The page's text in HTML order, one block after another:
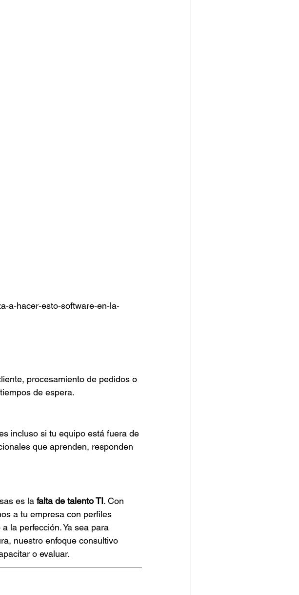
a-hacer-esto-software-en-la-
procesamiento de pedidos o
de espera.
incluso si tu equipo está fuera de
que aprenden, responden
es la falta de talento TI. Con
a tu empresa con perfiles
la perfección. Ya sea para
nuestro enfoque consultivo
o evaluar.